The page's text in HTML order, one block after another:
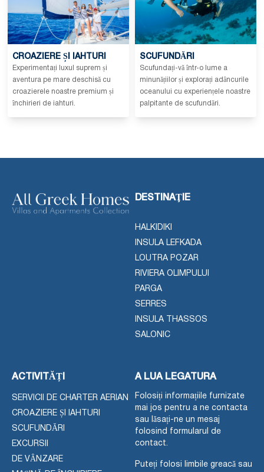
CROAZIERE ȘI IAHTURI
Experimentați luxul suprem și
aventura pe mare deschisă cu
croazierele noastre premium și
închirieri de iahturi.
SCUFUNDĂRI
Scufundați-vă într-o lume a
minunățiilor și explorați adâncurile
oceanului cu experiențele noastre
palpitante de scufundări.
DESTINAŢIE
HALKIDIKI
INSULA LEFKADA
LOUTRA POZAR
RIVIERA OLIMPULUI
PARGA
SERRES
INSULA THASSOS
SALONIC
ACTIVITĂȚI
SERVICII DE CHARTER AERIAN
CROAZIERE ȘI IAHTURI
SCUFUNDĂRI
EXCURSII
DE VÂNZARE
A LUA LEGATURA
Folosiți informațiile furnizate
mai jos pentru a ne contacta
sau lăsați-ne un mesaj
folosind formularul de
contact.
Puteți folosi limbile greacă sau